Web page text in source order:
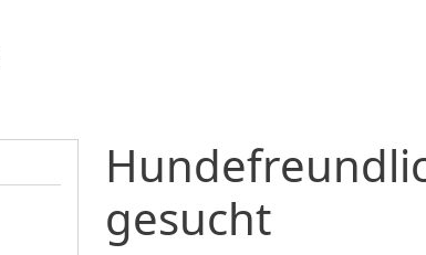
gesucht